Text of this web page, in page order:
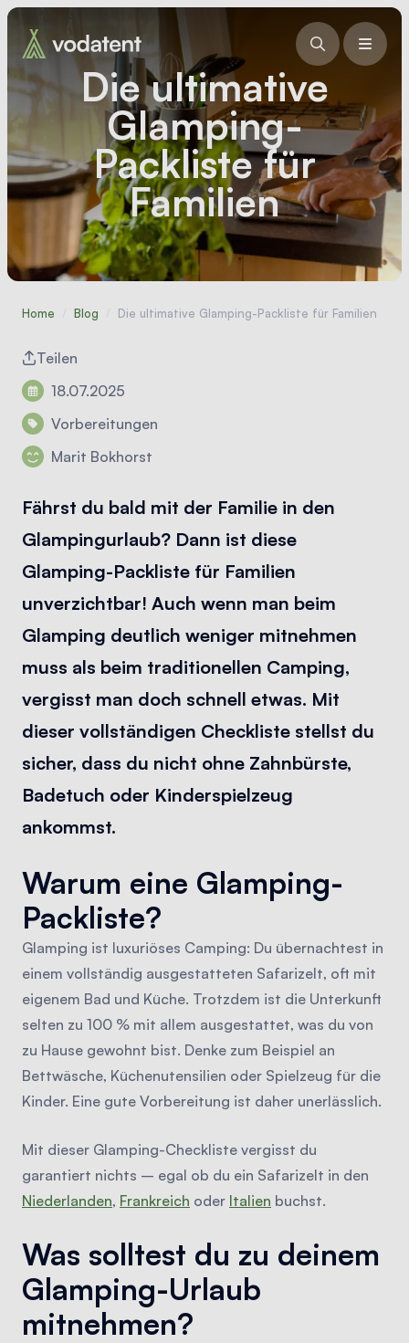
Die ultimative
Glamping-
Packliste für
Familien
Home Blog Die ultimative Glamping-Packliste für Familien
Teilen
18.07.2025
Vorbereitungen
Marit Bokhorst
Fährst du bald mit der Familie in den
Glampingurlaub? Dann ist diese
Glamping-Packliste für Familien
unverzichtbar! Auch wenn man beim
Glamping deutlich weniger mitnehmen
muss als beim traditionellen Camping,
vergisst man doch schnell etwas. Mit
dieser vollständigen Checkliste stellst du
sicher, dass du nicht ohne Zahnbürste,
Badetuch oder Kinderspielzeug
ankommst.
Warum eine Glamping-
Packliste?
Glamping ist luxuriöses Camping: Du übernachtest in
einem vollständig ausgestatteten Safarizelt, oft mit
eigenem Bad und Küche. Trotzdem ist die Unterkunft
selten zu 100 % mit allem ausgestattet, was du von
zu Hause gewohnt bist. Denke zum Beispiel an
Bettwäsche, Küchenutensilien oder Spielzeug für die
Kinder. Eine gute Vorbereitung ist daher unerlässlich.
Mit dieser Glamping-Checkliste vergisst du
garantiert nichts – egal ob du ein Safarizelt in den
Niederlanden, Frankreich oder Italien buchst.
Was solltest du zu deinem
Glamping-Urlaub
mitnehmen?